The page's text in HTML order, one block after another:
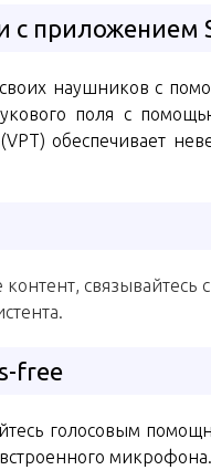
с приложением
наушников с
поля с
обеспечивает
free
голосовым
микрофона.